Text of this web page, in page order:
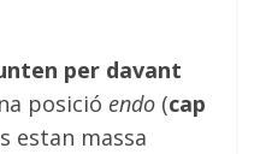
per davant
posició endo(cap
estan massa